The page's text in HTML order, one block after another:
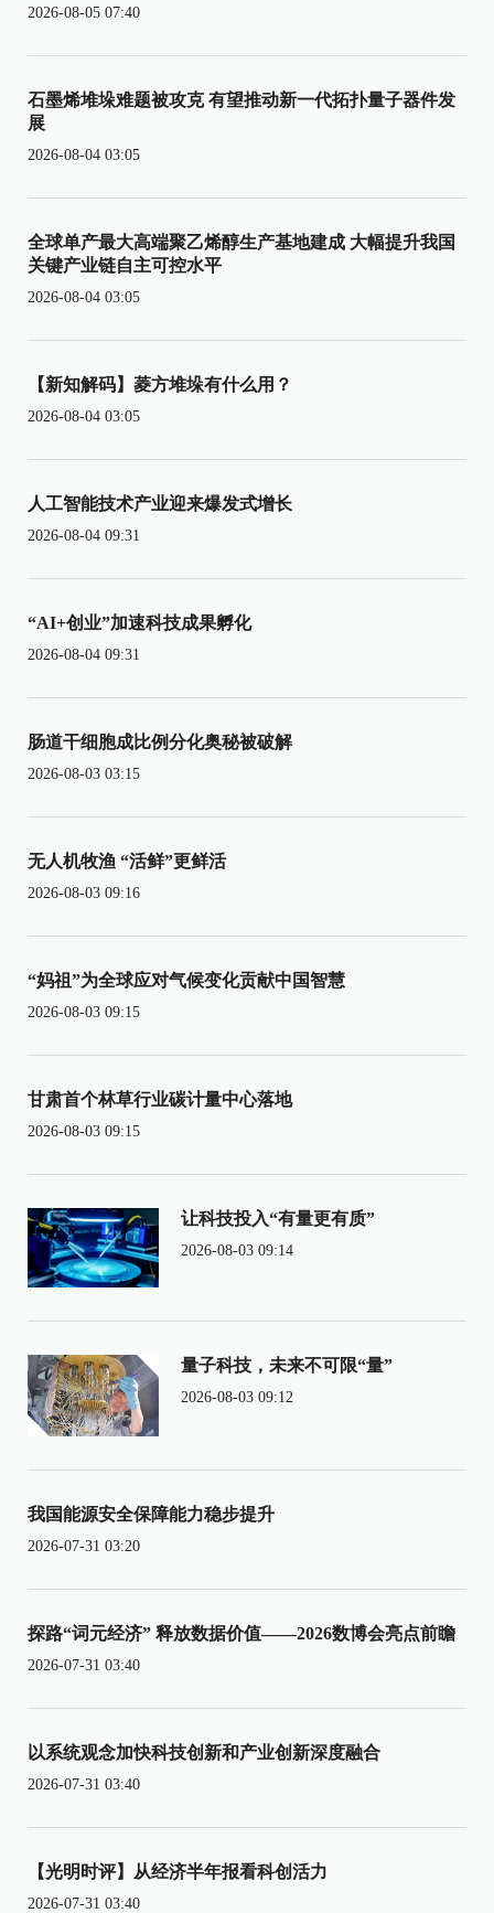
2026-08-05 07:40
石墨烯堆垛难题被攻克 有望推动新一代拓扑量子器件发
展
2026-08-04 03:05
全球单产最大高端聚乙烯醇生产基地建成 大幅提升我国
关键产业链自主可控水平
2026-08-04 03:05
【新知解码】菱方堆垛有什么用？
2026-08-04 03:05
人工智能技术产业迎来爆发式增长
2026-08-04 09:31
“AI+创业”加速科技成果孵化
2026-08-04 09:31
肠道干细胞成比例分化奥秘被破解
2026-08-03 03:15
无人机牧渔 “活鲜”更鲜活
2026-08-03 09:16
“妈祖”为全球应对气候变化贡献中国智慧
2026-08-03 09:15
甘肃首个林草行业碳计量中心落地
2026-08-03 09:15
让科技投入“有量更有质”
2026-08-03 09:14
量子科技，未来不可限“量”
2026-08-03 09:12
我国能源安全保障能力稳步提升
2026-07-31 03:20
探路“词元经济” 释放数据价值——2026数博会亮点前瞻
2026-07-31 03:40
以系统观念加快科技创新和产业创新深度融合
2026-07-31 03:40
【光明时评】从经济半年报看科创活力
2026-07-31 03:40